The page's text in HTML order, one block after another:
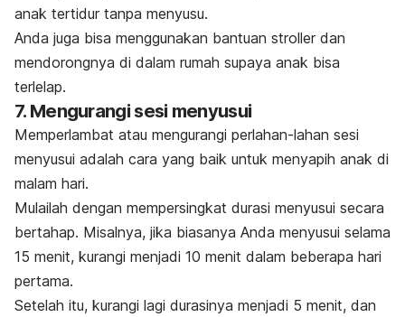
anak tertidur tanpa menyusu.
Anda juga bisa menggunakan bantuan stroller dan
mendorongnya di dalam rumah supaya anak bisa
terlelap.
7. Mengurangi sesi menyusui
Memperlambat atau mengurangi perlahan-lahan sesi
menyusui adalah cara yang baik untuk menyapih anak di
malam hari.
Mulailah dengan mempersingkat durasi menyusui secara
bertahap. Misalnya, jika biasanya Anda menyusui selama
15 menit, kurangi menjadi 10 menit dalam beberapa hari
pertama.
Setelah itu, kurangi lagi durasinya menjadi 5 menit, dan